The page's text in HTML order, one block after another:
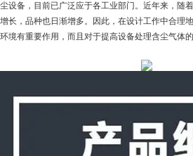
设备，目前已广泛应于各工业部门。近年来，随
长，品种也日渐增多。因此，在设计工作中合理
境有重要作用，而且对于提高设备处理含尘气体